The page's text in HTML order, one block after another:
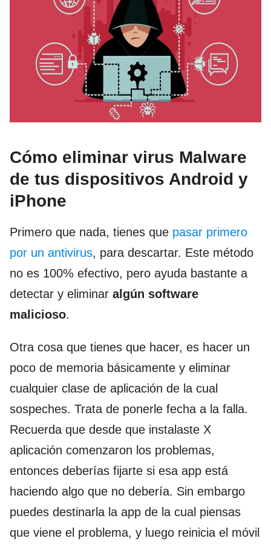
Cómo eliminar virus Malware
de tus dispositivos Android y
iPhone
Primero que nada, tienes que pasar primero
por un antivirus, para descartar. Este método
no es 100% efectivo, pero ayuda bastante a
detectar y eliminar algún software
malicioso.
Otra cosa que tienes que hacer, es hacer un
poco de memoria básicamente y eliminar
cualquier clase de aplicación de la cual
sospeches. Trata de ponerle fecha a la falla.
Recuerda que desde que instalaste X
aplicación comenzaron los problemas,
entonces deberías fijarte si esa app está
haciendo algo que no debería. Sin embargo
puedes destinarla la app de la cual piensas
que viene el problema, y luego reinicia el móvil